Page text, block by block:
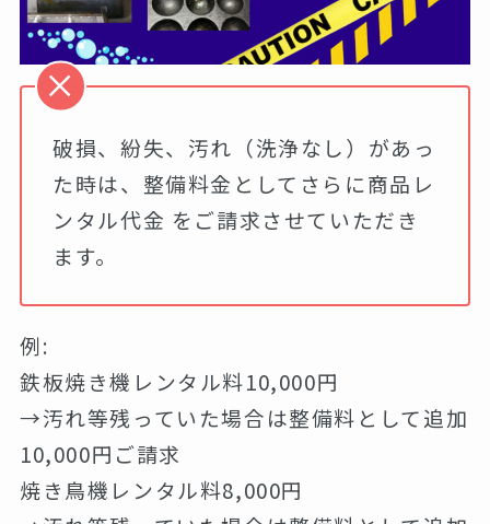
破損、紛失、汚れ（洗浄なし）があっ
た時は、整備料金としてさらに商品レ
ンタル代金 をご請求させていただき
ます。
例:
鉄板焼き機レンタル料10,000円
→汚れ等残っていた場合は整備料として追加
10,000円ご請求
焼き鳥機レンタル料8,000円